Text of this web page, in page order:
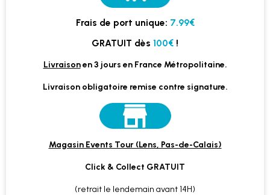
Frais de port unique: 7.99€
GRATUIT dès 100€ !
Livraisonen 3 jours en France Métropolitaine.
Livraison obligatoire remise contre signature.
Magasin Events Tour (Lens, Pas-de-Calais)
Click & Collect GRATUIT
(retrait le lendemain avant 14H)